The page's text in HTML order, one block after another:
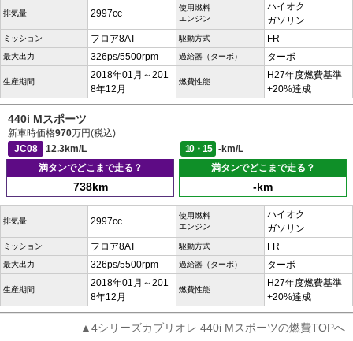
排気量 2997cc
使用燃料
エンジン
ハイオク
ガソリン
ミッション フロア8AT 駆動方式 FR
最大出力 326ps/5500rpm 過給器（ターボ） ターボ
生産期間
2018年01月～201
8年12月
燃費性能
H27年度燃費基準
+20%達成
440i Mスポーツ
新車時価格970万円(税込)
JC08
12.3km/L 10・15
-km/L
満タンでどこまで走る？
738km
満タンでどこまで走る？
-km
排気量 2997cc
使用燃料
エンジン
ハイオク
ガソリン
ミッション フロア8AT 駆動方式 FR
最大出力 326ps/5500rpm 過給器（ターボ） ターボ
生産期間
2018年01月～201
8年12月
燃費性能
H27年度燃費基準
+20%達成
▲4シリーズカブリオレ 440i Mスポーツの燃費TOPへ